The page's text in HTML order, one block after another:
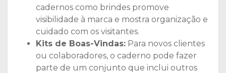
cadernos como brindes promove
visibilidade à marca e mostra organização e
cuidado com os visitantes.
Kits de Boas-Vindas: Para novos clientes
ou colaboradores, o caderno pode fazer
parte de um conjunto que inclui outros